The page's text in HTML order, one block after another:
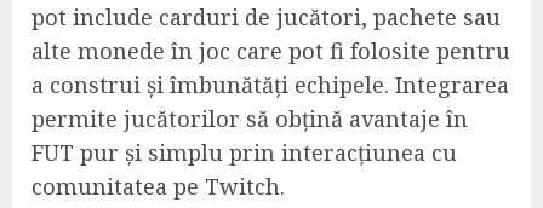
pot include carduri de jucători, pachete sau
alte monede în joc care pot fi folosite pentru
a construi și îmbunătăți echipele. Integrarea
permite jucătorilor să obțină avantaje în
FUT pur și simplu prin interacțiunea cu
comunitatea pe Twitch.